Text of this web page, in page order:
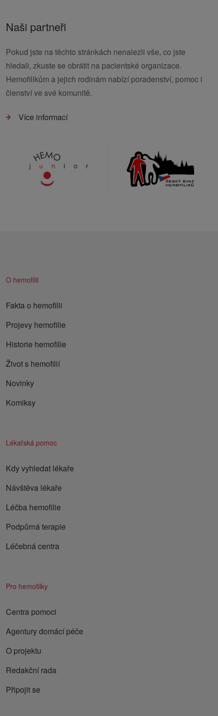
Naši partneři
Pokud jste na těchto stránkách nenalezli vše, co jste
hledali, zkuste se obrátit na pacientské organizace.
Hemofilikům a jejich rodinám nabízí poradenství, pomoc i
členství ve své komunitě.
Více informací
O hemofilii
Fakta o hemofilii
Projevy hemofilie
Historie hemofilie
Život s hemofilií
Novinky
Komiksy
Lékařská pomoc
Kdy vyhledat lékaře
Návštěva lékaře
Léčba hemofilie
Podpůrná terapie
Léčebná centra
Pro hemofilky
Centra pomoci
Agentury domácí péče
O projektu
Redakční rada
Připojit se